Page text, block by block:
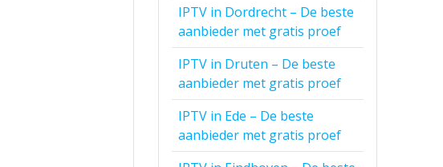
IPTV in Dordrecht – De beste
aanbieder met gratis proef
IPTV in Druten – De beste
aanbieder met gratis proef
IPTV in Ede – De beste
aanbieder met gratis proef